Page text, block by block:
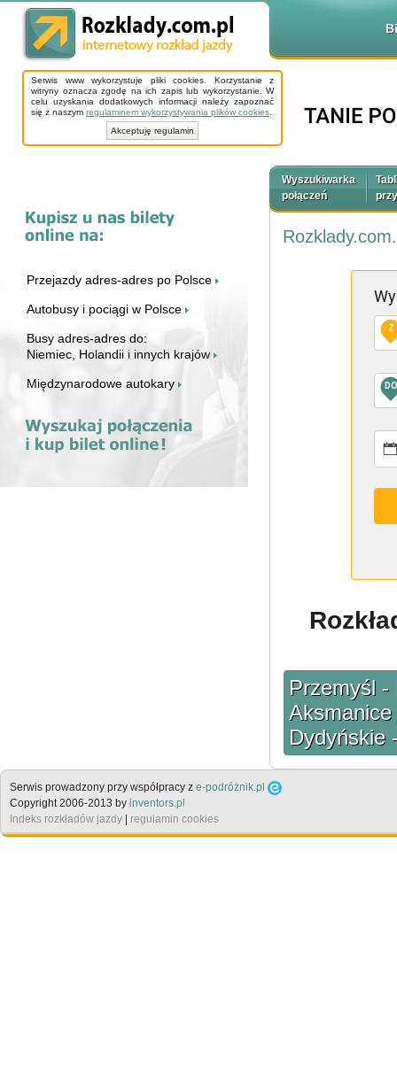
Serwis www wykorzystuje pliki cookies. Korzystanie z
witryny oznacza zgodę na ich zapis lub wykorzystanie. W
celu uzyskania dodatkowych informacji należy zapoznać
się z naszym regulaminem wykorzystywania plików cookies
Akceptuję regulamin
Przejazdy adres-adres po Polsce
Autobusy i pociągi w Polsce
Busy adres-adres do:
Niemiec, Holandii i innych krajów
Międzynarodowe autokary
Wyszukiwarka
połączeń
Z
DO
Przemyśl -
Dydyńskie
Serwis prowadzony przy współpracy z e-podróżnik.pl
Copyright 2006-2013 by inventors.pl
Indeks rozkładów jazdy | regulamin cookies